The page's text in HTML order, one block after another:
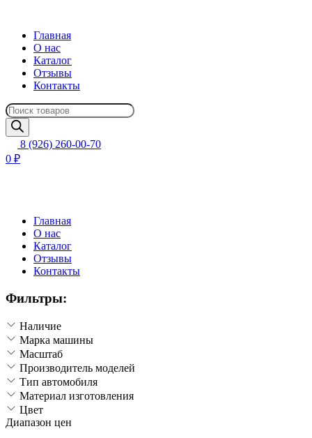
Главная
О нас
Каталог
Отзывы
Контакты
Поиск
товаров
8 (926) 260-00-70
0 ₽
Главная
О нас
Каталог
Отзывы
Контакты
Фильтры:
Наличие
Марка машины
Масштаб
Производитель моделей
Тип автомобиля
Материал изготовления
Цвет
Диапазон цен